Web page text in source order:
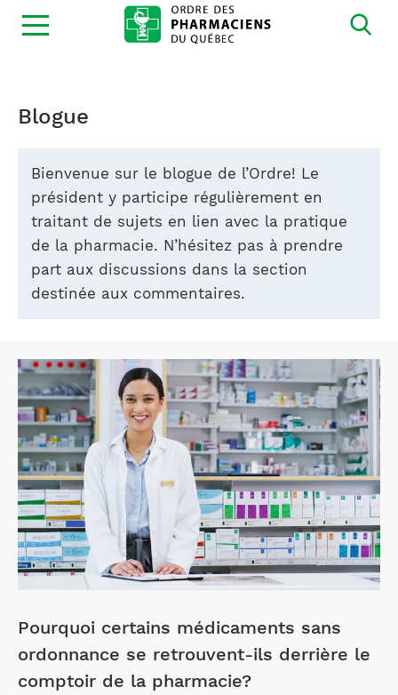
Ouvrir
la
Blogue
Bienvenue sur le blogue de l’Ordre! Le
président y participe régulièrement en
traitant de sujets en lien avec la pratique
de la pharmacie. N’hésitez pas à prendre
part aux discussions dans la section
destinée aux commentaires.
Pourquoi certains médicaments sans
ordonnance se retrouvent-ils derrière le
comptoir de la pharmacie?